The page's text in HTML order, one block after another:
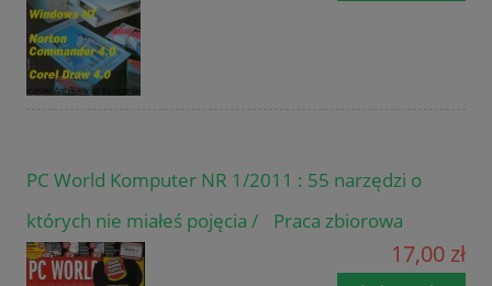
PC World Komputer NR 1/2011 : 55 narzędzi o
których nie miałeś pojęcia / Praca zbiorowa
17,00 zł